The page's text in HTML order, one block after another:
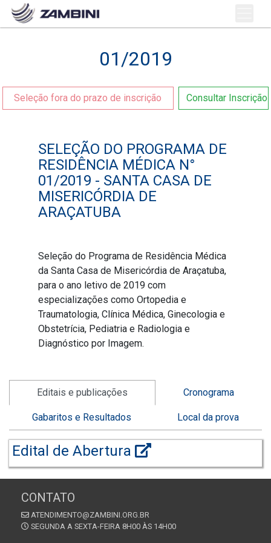
01/2019
Seleção fora do prazo de inscrição Consultar Inscrição
SELEÇÃO DO PROGRAMA DE
RESIDÊNCIA MÉDICA N°
01/2019 - SANTA CASA DE
MISERICÓRDIA DE
ARAÇATUBA
Seleção do Programa de Residência Médica
da Santa Casa de Misericórdia de Araçatuba,
para o ano letivo de 2019 com
especializações como Ortopedia e
Traumatologia, Clínica Médica, Ginecologia e
Obstetrícia, Pediatria e Radiologia e
Diagnóstico por Imagem.
Editais e publicações Cronograma
Gabaritos e Resultados Local da prova
Edital de Abertura
CONTATO
ATENDIMENTO@ZAMBINI.ORG.BR
SEGUNDA A SEXTA-FEIRA 8H00 ÀS 14H00